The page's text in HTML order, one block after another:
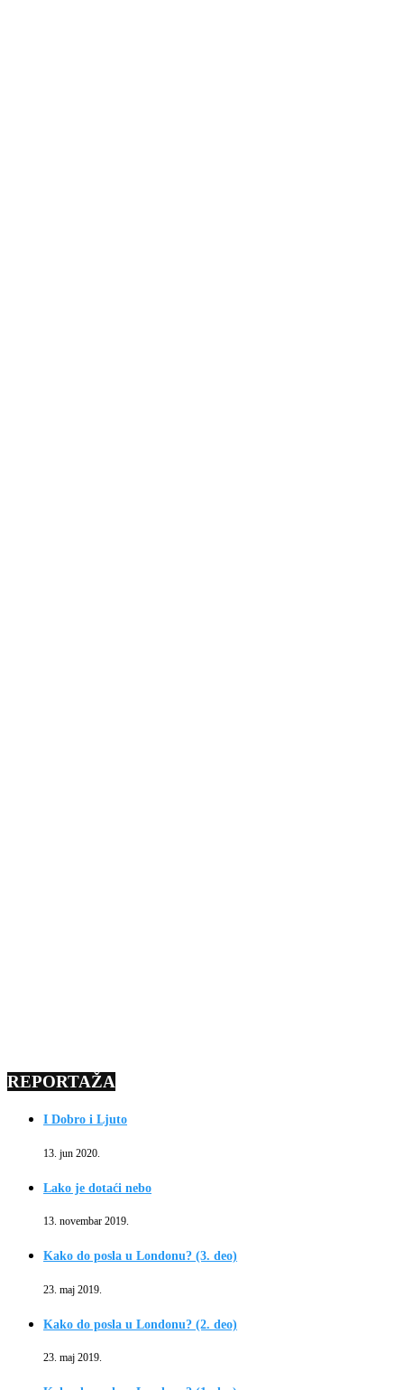
REPORTAŽA
I Dobro i Ljuto
13. jun 2020.
Lako je dotaći nebo
13. novembar 2019.
Kako do posla u Londonu? (3. deo)
23. maj 2019.
Kako do posla u Londonu? (2. deo)
23. maj 2019.